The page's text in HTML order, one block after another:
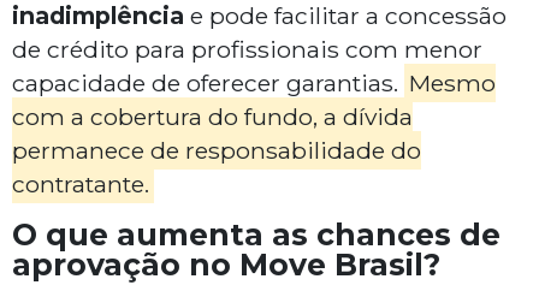
inadimplência e pode facilitar a concessão
de crédito para profissionais com menor
capacidade de oferecer garantias. Mesmo
com a cobertura do fundo, a dívida
permanece de responsabilidade do
contratante.
O que aumenta as chances de
aprovação no Move Brasil?